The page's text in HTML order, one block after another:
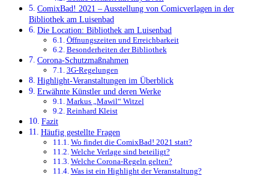
ComixBad! 2021 – Ausstellung von Comicverlagen in der
Bibliothek am Luisenbad
Die Location: Bibliothek am Luisenbad
Öffnungszeiten und Erreichbarkeit
Besonderheiten der Bibliothek
Corona-Schutzmaßnahmen
3G-Regelungen
Highlight-Veranstaltungen im Überblick
Erwähnte Künstler und deren Werke
Markus „Mawil“ Witzel
Reinhard Kleist
Fazit
Häufig gestellte Fragen
Wo findet die ComixBad! 2021 statt?
Welche Verlage sind beteiligt?
Welche Corona-Regeln gelten?
Was ist ein Highlight der Veranstaltung?